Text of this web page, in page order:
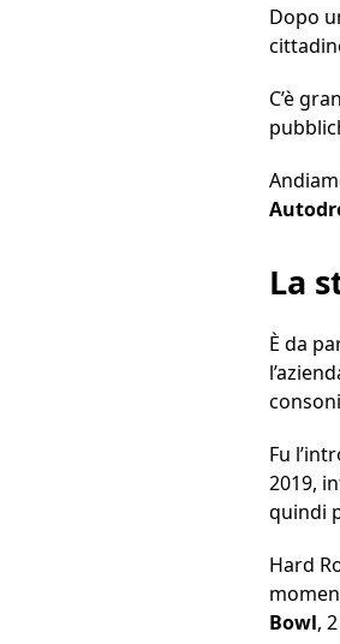
Dopo
C’è
La
È da
Fu
2019,
quindi
Hard
Bowl,